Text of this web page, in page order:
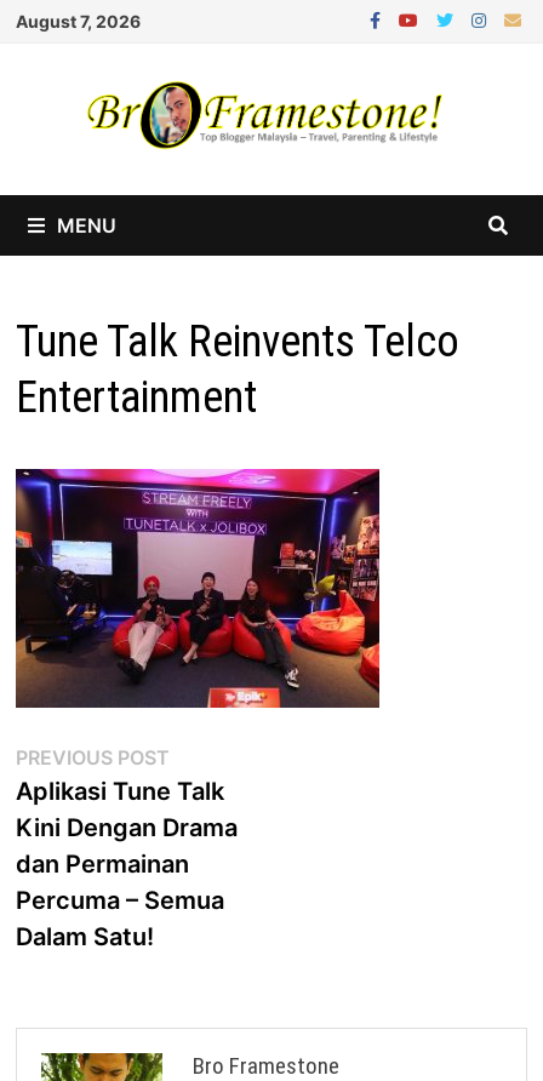
Skip
August 7, 2026
MENU
Tune Talk Reinvents Telco
Entertainment
Post
navigation
PREVIOUS POST
post:
Aplikasi Tune Talk
Kini Dengan Drama
dan Permainan
Percuma – Semua
Dalam Satu!
Bro Framestone